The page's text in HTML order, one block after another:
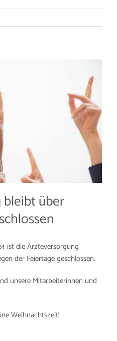
über
ist die Ärzteversorgung
der Feiertage geschlossen.
unsere Mitarbeiterinnen und
Weihnachtszeit!